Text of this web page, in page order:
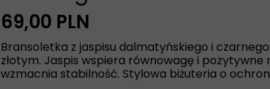
Lew
Panna
Waga
Bransoletka z jaspisu dalmatyńskiego i
złotym. Jaspis wspiera równowagę i
wzmacnia stabilność. Stylowa biżuteria o
69,00 PLN